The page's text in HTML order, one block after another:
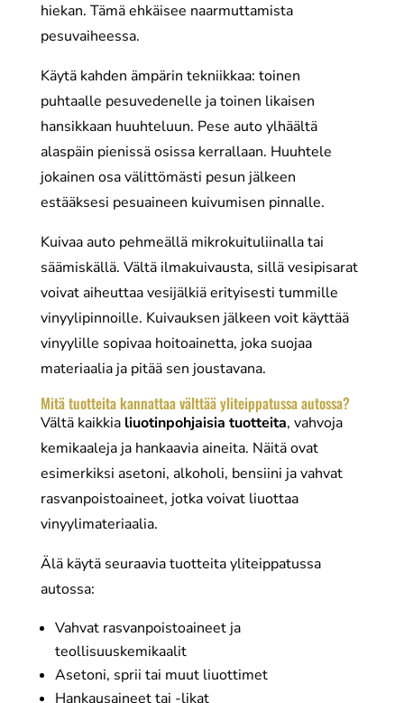
hiekan. Tämä ehkäisee naarmuttamista
pesuvaiheessa.
Käytä kahden ämpärin tekniikkaa: toinen
puhtaalle pesuvedenelle ja toinen likaisen
hansikkaan huuhteluun. Pese auto ylhäältä
alaspäin pienissä osissa kerrallaan. Huuhtele
jokainen osa välittömästi pesun jälkeen
estääksesi pesuaineen kuivumisen pinnalle.
Kuivaa auto pehmeällä mikrokuituliinalla tai
säämiskällä. Vältä ilmakuivausta, sillä vesipisarat
voivat aiheuttaa vesijälkiä erityisesti tummille
vinyylipinnoille. Kuivauksen jälkeen voit käyttää
vinyylille sopivaa hoitoainetta, joka suojaa
materiaalia ja pitää sen joustavana.
Mitä tuotteita kannattaa välttää yliteippatussa autossa?
Vältä kaikkia liuotinpohjaisia tuotteita, vahvoja
kemikaaleja ja hankaavia aineita. Näitä ovat
esimerkiksi asetoni, alkoholi, bensiini ja vahvat
rasvanpoistoaineet, jotka voivat liuottaa
vinyylimateriaalia.
Älä käytä seuraavia tuotteita yliteippatussa
autossa:
Vahvat rasvanpoistoaineet ja
teollisuuskemikaalit
Asetoni, sprii tai muut liuottimet
Hankausaineet tai -likat